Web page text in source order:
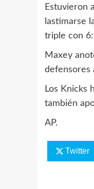
Estuvieron
lastimarse
triple con
Maxey
defensores
Los Knicks
también
AP.
Twitter